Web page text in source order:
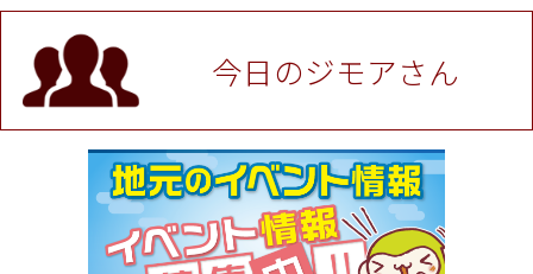
値段提示後「ジモア見た」で更に買い取り金額 U
P！※チケットと新品商品は除く（大黒屋 高田馬場
駅前店）
[有効期限]2026年9月30日
★ジモア限定特典★ お会計より全品5％OFF（ナチ
ュラル＆ハンドメイドショップ［マキマキ］）
[有効期限]2026年9月30日まで
【ジモア限定①】初回割引 特価 VIO脱毛11,000円
⇒8,800円（メンズ専門ワックス脱毛サロン Mickle
（ミックル））
[有効期限]2026年9月30日
今日のジモアさん